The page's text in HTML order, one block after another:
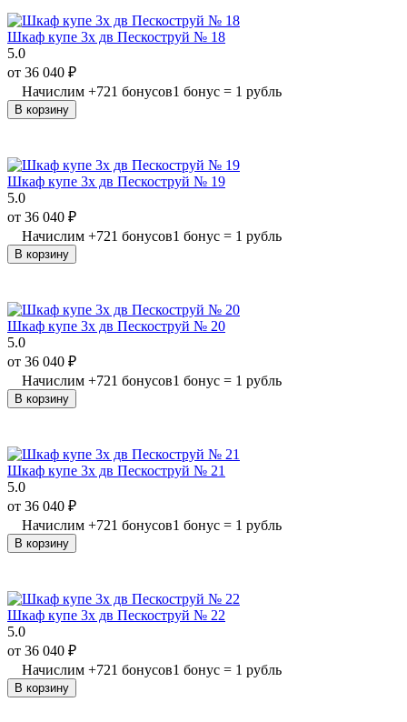
Шкаф купе 3х дв Пескоструй № 18
5.0
от 36 040 ₽
Начислим +721 бонусов1 бонус = 1 рубль
В корзину
Шкаф купе 3х дв Пескоструй № 19
5.0
от 36 040 ₽
Начислим +721 бонусов1 бонус = 1 рубль
В корзину
Шкаф купе 3х дв Пескоструй № 20
5.0
от 36 040 ₽
Начислим +721 бонусов1 бонус = 1 рубль
В корзину
Шкаф купе 3х дв Пескоструй № 21
5.0
от 36 040 ₽
Начислим +721 бонусов1 бонус = 1 рубль
В корзину
Шкаф купе 3х дв Пескоструй № 22
5.0
от 36 040 ₽
Начислим +721 бонусов1 бонус = 1 рубль
В корзину